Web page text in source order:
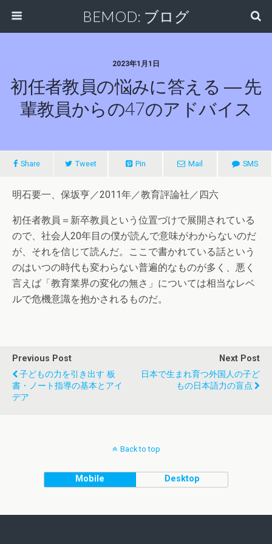
BEMOD: ブログ
2023年1月1日
初任者教員の悩みに答える ― 先
輩教員からの47のアドバイス
Share Tweet Pin Mail SMS
明石要一、保坂亨／2011年／教育評論社／四六
初任者教員＝新卒教員という位置づけで展開されている
ので、社会人20年目の僕が読んで意味がわからないのだ
が、それを信じて読んだ。ここで書かれている話という
のはいつの時代も変わらない普遍的なものが多く、悪く
言えば「教育業界の変化の無さ」については相当なレベ
ルで危機意識を抱かされるものだ。
Previous Post
子どもの力を引き出す 板
書・ノート指導の基本とアイ
デア
Next Post
日本で生まれ育つ外国人の子ど
もの日本語力の盲点
Back to top
Mobile Desktop